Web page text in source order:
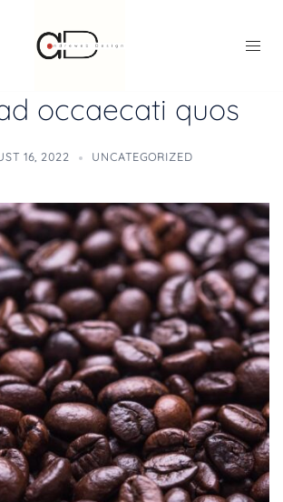
occaecati quos
16, 2022 UNCATEGORIZED